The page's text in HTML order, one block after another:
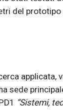
del prototipo
applicata,
sede
“Sistemi,